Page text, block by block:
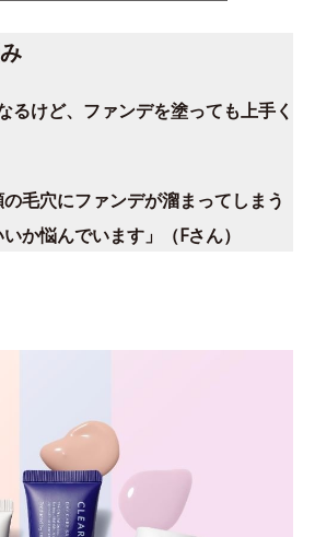
るけど、ファンデを塗っても上手く
毛穴にファンデが溜まってしまう
か悩んでいます」（Fさん）